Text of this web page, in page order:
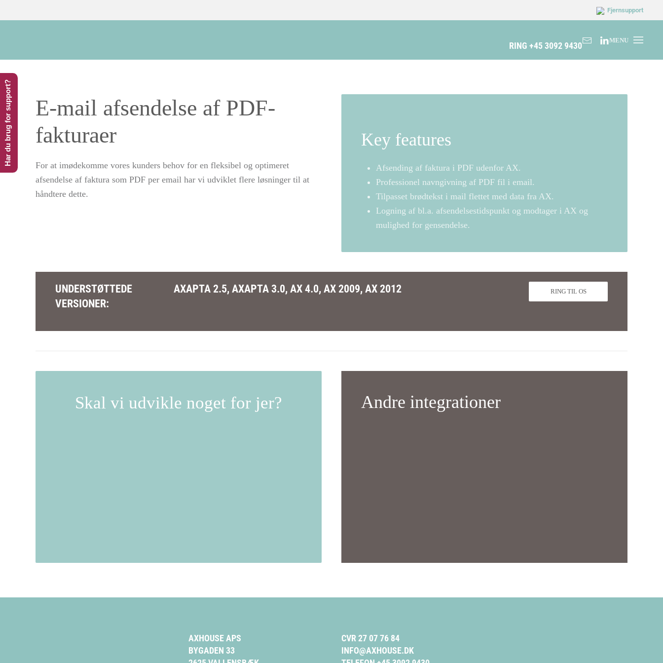
Fjernsupport
RING +45 3092 9430
MENU
E-mail afsendelse af PDF-
fakturaer
For at imødekomme vores kunders behov for en fleksibel og optimeret
afsendelse af faktura som PDF per email har vi udviklet flere løsninger til at
håndtere dette.
Key features
Afsending af faktura i PDF udenfor AX.
Professionel navngivning af PDF fil i email.
Tilpasset brødtekst i mail flettet med data fra AX.
Logning af bl.a. afsendelsestidspunkt og modtager i AX og
mulighed for gensendelse.
UNDERSTØTTEDE
VERSIONER:
AXAPTA 2.5, AXAPTA 3.0, AX 4.0, AX 2009, AX 2012 RING TIL OS
Skal vi udvikle noget for jer? Andre integrationer
AXHOUSE APS
BYGADEN 33
CVR 27 07 76 84
INFO@AXHOUSE.DK
Har du brug for support?